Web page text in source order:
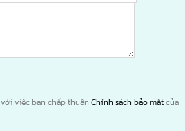
việc bạn chấp thuận Chính sách bảo mậtcủa